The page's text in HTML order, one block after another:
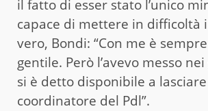
il fatto di esser stato l’unico
capace di mettere in difficoltà
vero, Bondi: “Con me è
gentile. Però l’avevo messo
si è detto disponibile a
coordinatore del Pdl”.